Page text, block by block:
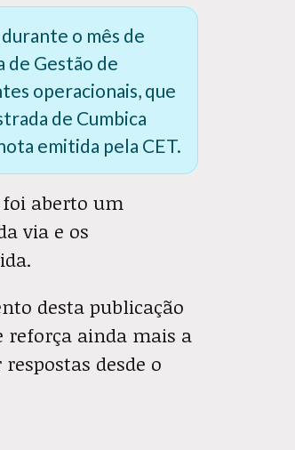
o mês de
de Gestão de
operacionais, que
de Cumbica
emitida pela CET.
foi aberto um
via e os
desta publicação
reforça ainda mais a
desde o